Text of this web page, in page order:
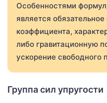
Особенностями
является
коэффициента,
либо гравитационную
ускорение свободного
Группа сил упругости